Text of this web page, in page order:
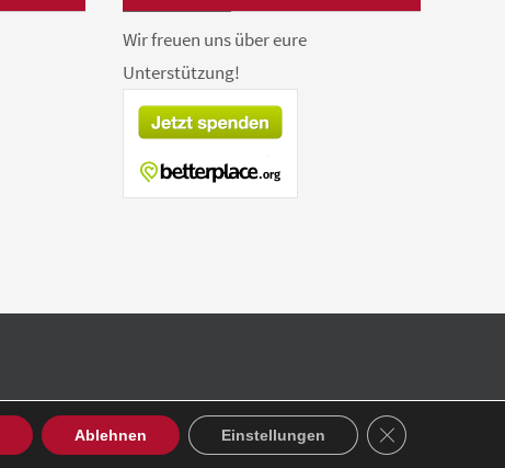
Wir freuen uns über eure
Unterstützung!
Ablehnen Einstellungen GDPR Cookie-